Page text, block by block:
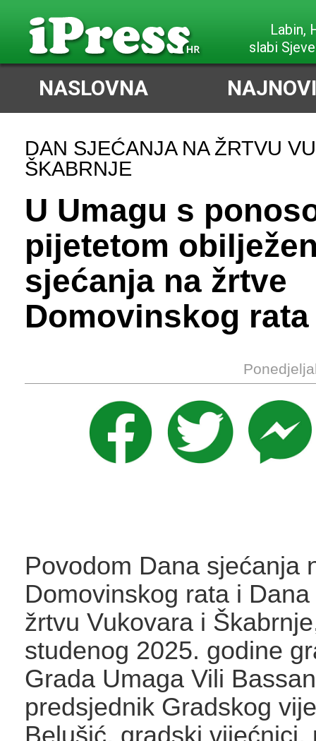
Labin,
slabi
NASLOVNA
DAN SJEĆANJA NA ŽRTVU
ŠKABRNJE
U Umagu s
pijetetom
sjećanja na žrtve
Domovinskog rata
Povodom Dana sjećanja
Domovinskog rata i
žrtvu Vukovara i
studenog 2025. godine
Grada Umaga Vili
predsjednik Gradskog
Belušić, gradski vijećnici,